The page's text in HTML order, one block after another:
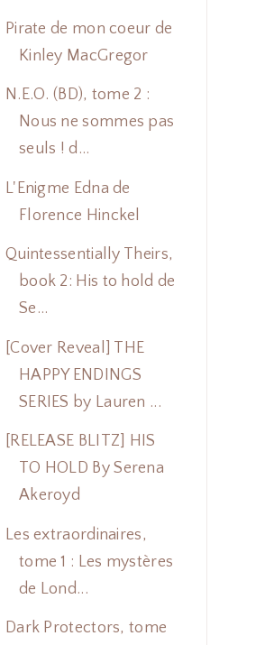
Pirate de mon coeur de
Kinley MacGregor
N.E.O. (BD), tome 2 :
Nous ne sommes pas
seuls ! d...
L'Enigme Edna de
Florence Hinckel
Quintessentially Theirs,
book 2: His to hold de
Se...
[Cover Reveal] THE
HAPPY ENDINGS
SERIES by Lauren ...
[RELEASE BLITZ] HIS
TO HOLD By Serena
Akeroyd
Les extraordinaires,
tome 1 : Les mystères
de Lond...
Dark Protectors, tome